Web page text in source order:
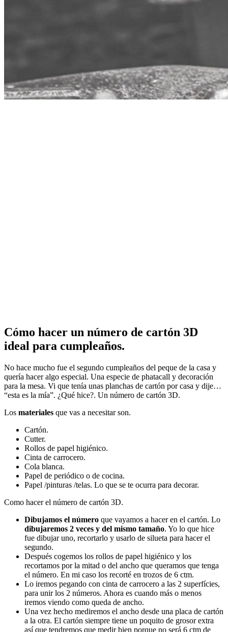
Cómo hacer un número de cartón 3D
ideal para cumpleaños.
No hace mucho fue el segundo cumpleaños del peque de la casa y
quería hacer algo especial. Una especie de phatacall y decoración
para la mesa. Vi que tenía unas planchas de cartón por casa y dije…
“esta es la mía”. ¿Qué hice?. Un número de cartón 3D.
Los materiales que vas a necesitar son.
Cartón.
Cutter.
Rollos de papel higiénico.
Cinta de carrocero.
Cola blanca.
Papel de periódico o de cocina.
Papel /pinturas /telas. Lo que se te ocurra para decorar.
Como hacer el número de cartón 3D.
Dibujamos el número que vayamos a hacer en el cartón. Lo
dibujaremos 2 veces y del mismo tamaño. Yo lo que hice
fue dibujar uno, recortarlo y usarlo de silueta para hacer el
segundo.
Después cogemos los rollos de papel higiénico y los
recortamos por la mitad o del ancho que queramos que tenga
el número. En mi caso los recorté en trozos de 6 ctm.
Lo iremos pegando con cinta de carrocero a las 2 superfícies,
para unir los 2 números. Ahora es cuando más o menos
iremos viendo como queda de ancho.
Una vez hecho mediremos el ancho desde una placa de cartón
a la otra. El cartón siempre tiene un poquito de grosor extra
así que tendremos que medir bien porque no será 6 ctm de